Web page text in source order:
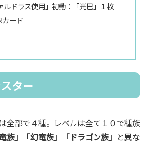
ルドラス使用」初動：「光巴」１枚
カード
ター
全部で４種。レベルは全て１０で種族
族」「幻竜族」「ドラゴン族」 と異な